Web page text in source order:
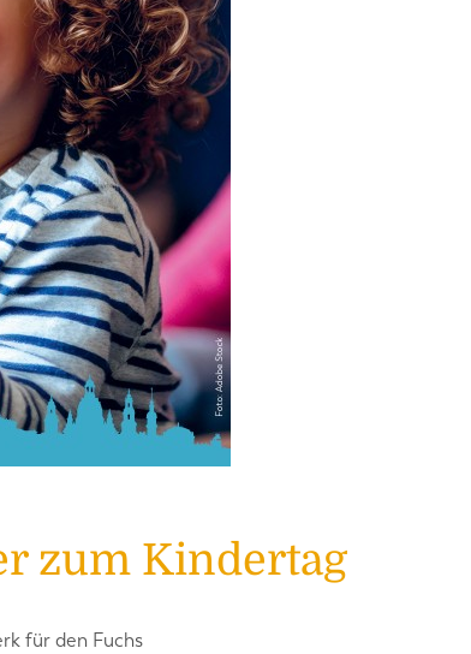
zum Kindertag
für den Fuchs